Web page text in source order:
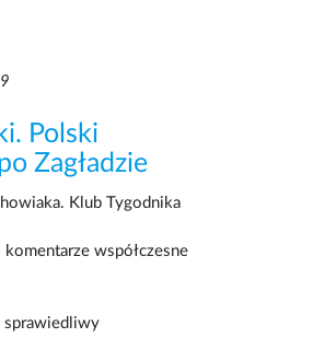
Polski
Zagładzie
Klub Tygodnika
współczesne
sprawiedliwy